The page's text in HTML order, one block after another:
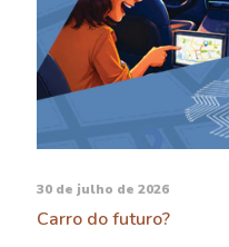
30 de julho de 2026
Carro do futuro?